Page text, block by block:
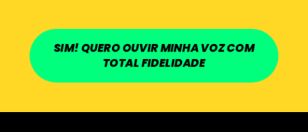
SIM! QUERO OUVIR MINHA VOZ COM
TOTAL FIDELIDADE